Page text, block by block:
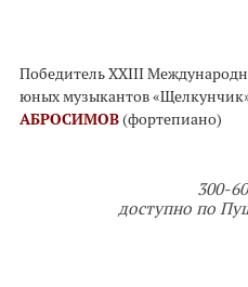
Победитель XXIII
юных музыкантов
АБРОСИМОВ(фортепиано)
300-
доступно по